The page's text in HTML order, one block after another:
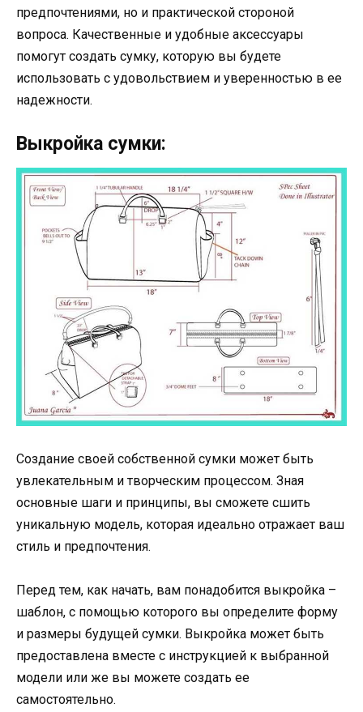
предпочтениями, но и практической стороной
вопроса. Качественные и удобные аксессуары
помогут создать сумку, которую вы будете
использовать с удовольствием и уверенностью в ее
надежности.
Выкройка сумки:
Создание своей собственной сумки может быть
увлекательным и творческим процессом. Зная
основные шаги и принципы, вы сможете сшить
уникальную модель, которая идеально отражает ваш
стиль и предпочтения.
Перед тем, как начать, вам понадобится выкройка –
шаблон, с помощью которого вы определите форму
и размеры будущей сумки. Выкройка может быть
предоставлена вместе с инструкцией к выбранной
модели или же вы можете создать ее
самостоятельно.